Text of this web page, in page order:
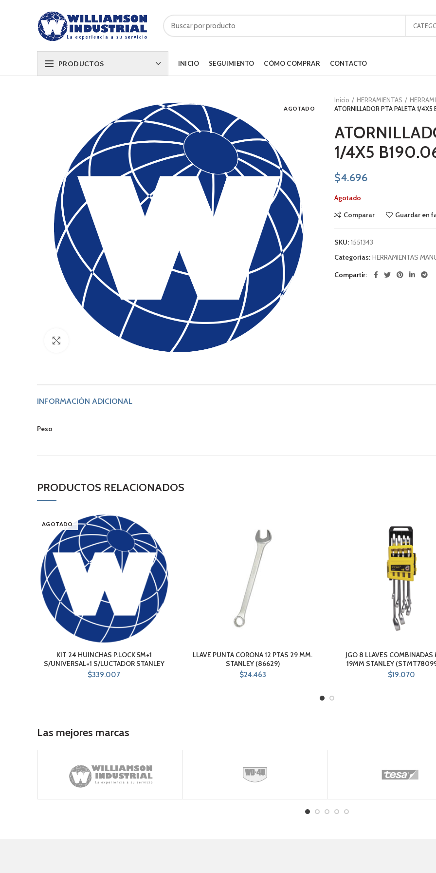
PRODUCTOS INICIO SEGUIMIENTO CÓMO COMPRAR CONTACTO
AGOTADO
Inicio HERRAMIENTAS
ATORNILLADOR PTA PALETA 1/4X5
1/4X5
$4.696
Agotado
Comparar
Guardar en
SKU: 1551343
Categorías: HERRAMIENTAS
Compartir
INFORMACIÓN ADICIONAL
Peso
PRODUCTOS RELACIONADOS
AGOTADO
KIT 24 HUINCHAS P.LOCK 5M+1
S/UNIVERSAL+1 S/LUCTADOR STANLEY
$339.007
LLAVE PUNTA CORONA 12 PTAS 29 MM.
STANLEY (86629)
$24.463
JGO 8 LLAVES
19MM STANLEY
$19.070
Las mejores marcas